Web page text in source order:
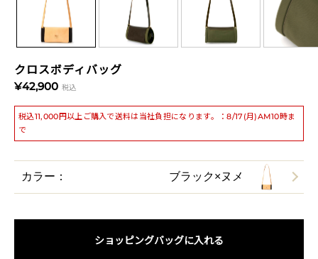
クロスボディバッグ
¥42,900 税込
税込11,000円以上ご購入で送料は当社負担になります。：8/17(月)AM10時ま
で
カラー： ブラック×ヌメ
ショッピングバッグに入れる